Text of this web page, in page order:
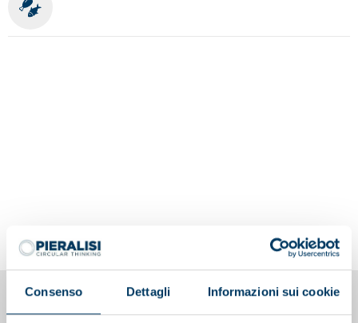
Consenso Dettagli Informazioni sui cookie
You may also be interested in